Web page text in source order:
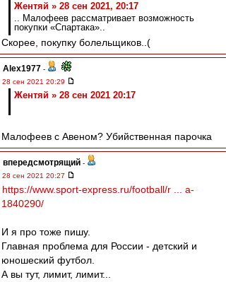
Жентяй » 28 сен 2021, 20:17
.. Малофеев рассматривает возможность
покупки «Спартака»..
Скорее, покупку болельщиков..(
Alex1977 -
28 сен 2021 20:29
Жентяй » 28 сен 2021 20:17
Малофеев с Авеном? Убийственная парочка
впередсмотрящий -
28 сен 2021 20:27
https://www.sport-express.ru/football/r ... a-
1840290/
И я про тоже пишу.
Главная проблема для России - детский и
юношеский футбол.
А вы тут, лимит, лимит...